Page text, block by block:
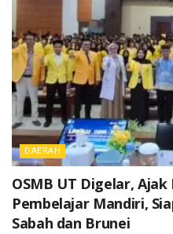
DAERAH
OSMB UT Digelar,
Pembelajar Mandiri,
Sabah dan Brunei